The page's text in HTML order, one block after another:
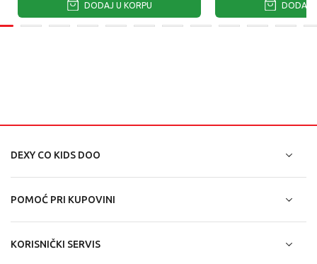
DODAJ U KORPU DODAJ
DEXY CO KIDS DOO
POMOĆ PRI KUPOVINI
KORISNIČKI SERVIS